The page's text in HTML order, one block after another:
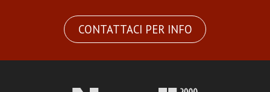
CONTATTACI PER INFO